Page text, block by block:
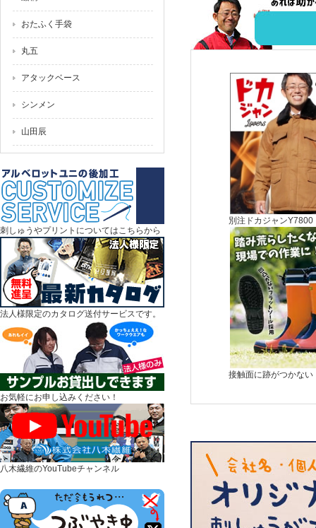
別注ドカジャンY7800
接触面に跡がつかない
おたふく手袋
丸五
アタックベース
シンメン
山田辰
刺しゅうやプリントについてはこちらから
法人様限定のカタログ送付サービスです。
お気軽にお申し込みください！
八木繊維のYouTubeチャンネル